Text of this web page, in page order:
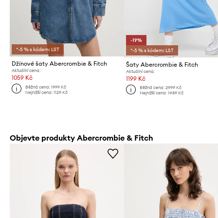
*-5 % s kódem: LST
Džínové šaty Abercrombie & Fitch
Aktuální cena:
1059 Kč
Běžná cena:1999 Kč
Nejnižší cena:1129 Kč
-19%
*-5 % s kódem: LST
Šaty Abercrombie & Fitch
Aktuální cena:
1199 Kč
Běžná cena: 2999 Kč
Nejnižší cena: 1489 Kč
Objevte produkty Abercrombie & Fitch